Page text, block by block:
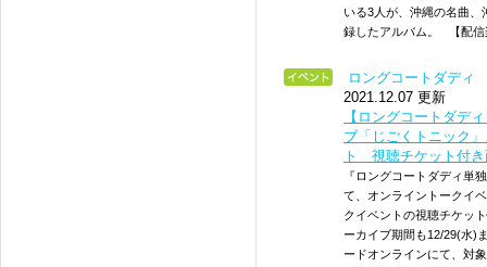
いる3人が、沖縄の名曲
録したアルバム。 【配信
ロングコートダディ
2021.12.07 更新
【ロングコートダデ
ブ「じごくトニック
ト 視聴チケット付
『ロングコートダディ単
て、オンライントークイ
クイベントの視聴チケッ
ーカイブ期間も12/29(水)
ードオンラインにて、対